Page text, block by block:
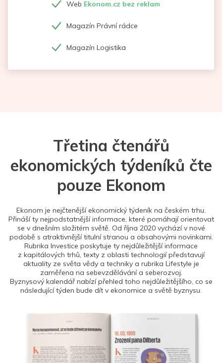
Web Ekonom.cz bez reklam
Magazín Právní rádce
Magazín Logistika
Třetina čtenářů
ekonomických týdeníků čte
pouze Ekonom
Ekonom je nejčtenější ekonomický týdeník na českém trhu.
Přináší ty nejpodstatnější informace, které pomáhají orientovat
se v dnešním složitém světě. Od října 2020 vychází v nové
podobě s atraktivnější titulní stranou a obsahovými novinkami.
Rubrika Investice poskytuje ty nejdůležitější informace
z kapitálových trhů, texty z oblasti technologií představují
aktuality ze světa vědy a techniky a rubrika Lifestyle je
zaměřena na sebevzdělávání a seberozvoj.
Byznysový kalendář nabízí přehled toho nejdůležitějšího, co se
následující týden bude dít v ekonomice a světě byznysu.